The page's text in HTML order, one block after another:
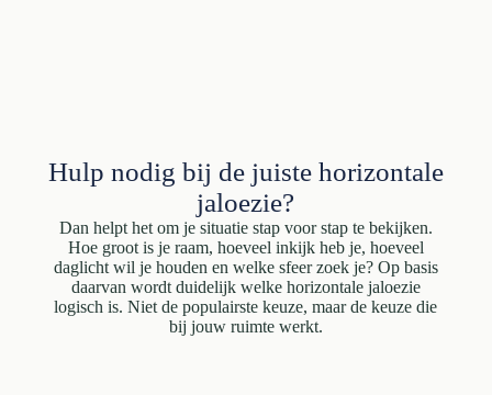
Hulp nodig bij de juiste horizontale
jaloezie?
Dan helpt het om je situatie stap voor stap te bekijken.
Hoe groot is je raam, hoeveel inkijk heb je, hoeveel
daglicht wil je houden en welke sfeer zoek je? Op basis
daarvan wordt duidelijk welke horizontale jaloezie
logisch is. Niet de populairste keuze, maar de keuze die
bij jouw ruimte werkt.